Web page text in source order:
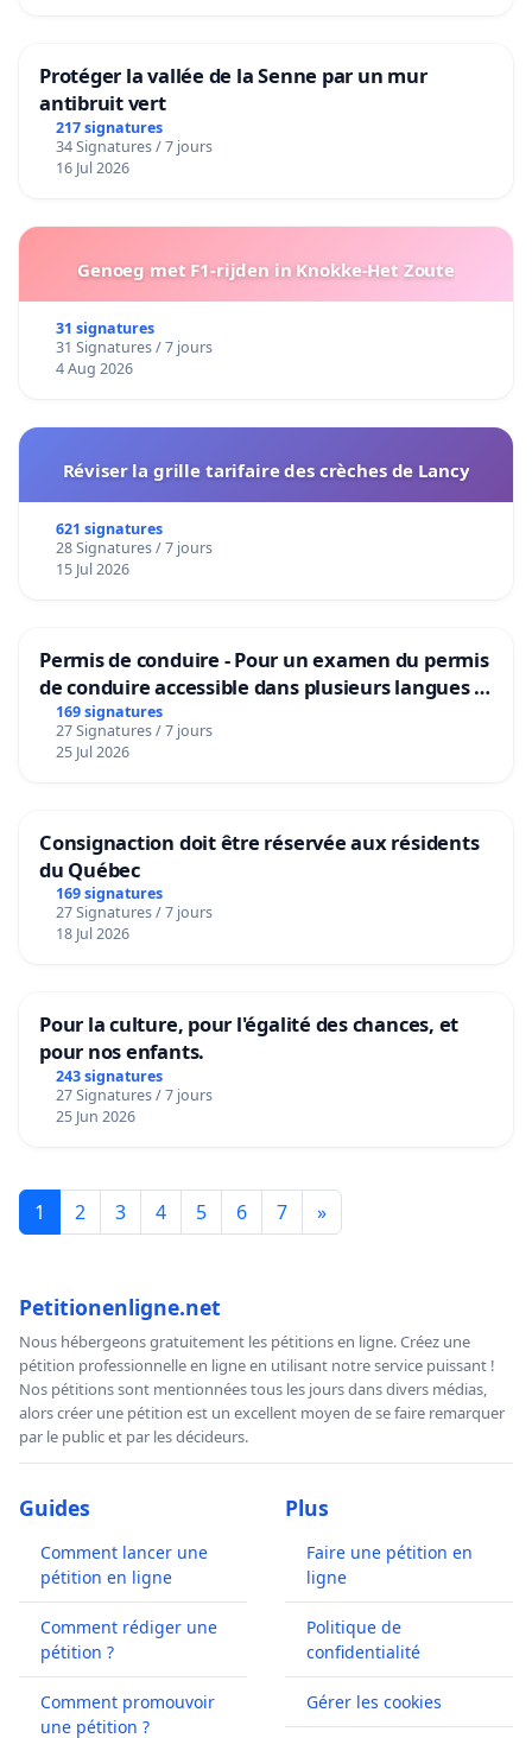
Protéger la vallée de la Senne par un mur
antibruit vert
217 signatures
34 Signatures / 7 jours
16 Jul 2026
Genoeg met F1-rijden in Knokke-Het Zoute
31 signatures
31 Signatures / 7 jours
4 Aug 2026
Réviser la grille tarifaire des crèches de Lancy
621 signatures
28 Signatures / 7 jours
15 Jul 2026
Permis de conduire - Pour un examen du permis
de conduire accessible dans plusieurs langues à
Bruxelles
169 signatures
27 Signatures / 7 jours
25 Jul 2026
Consignaction doit être réservée aux résidents
du Québec
169 signatures
27 Signatures / 7 jours
18 Jul 2026
Pour la culture, pour l'égalité des chances, et
pour nos enfants.
243 signatures
27 Signatures / 7 jours
25 Jun 2026
1 2 3 4 5 6 7 »
Petitionenligne.net
Nous hébergeons gratuitement les pétitions en ligne. Créez une
pétition professionnelle en ligne en utilisant notre service puissant !
Nos pétitions sont mentionnées tous les jours dans divers médias,
alors créer une pétition est un excellent moyen de se faire remarquer
par le public et par les décideurs.
Guides
Comment lancer une
pétition en ligne
Comment rédiger une
pétition ?
Comment promouvoir
une pétition ?
Plus
Faire une pétition en
ligne
Politique de
confidentialité
Gérer les cookies